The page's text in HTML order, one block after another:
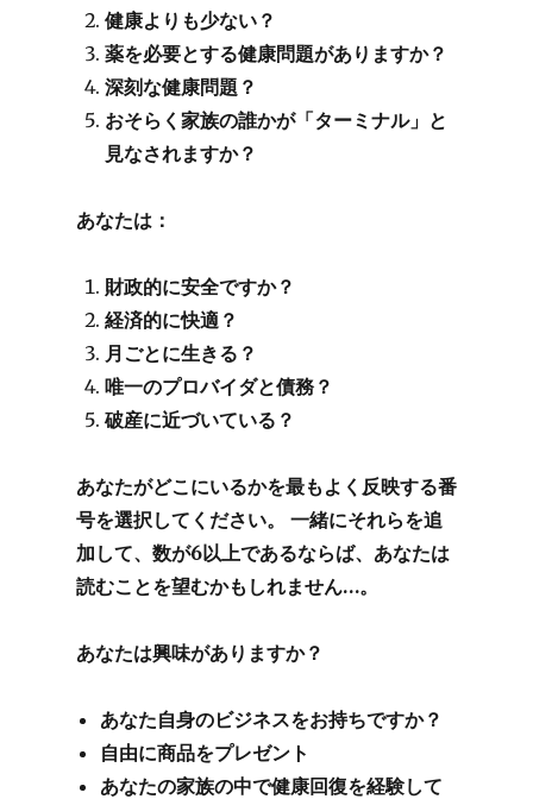
健康よりも少ない？
薬を必要とする健康問題がありますか？
深刻な健康問題？
おそらく家族の誰かが「ターミナル」と
見なされますか？
あなたは：
財政的に安全ですか？
経済的に快適？
月ごとに生きる？
唯一のプロバイダと債務？
破産に近づいている？
あなたがどこにいるかを最もよく反映する番
号を選択してください。
一緒にそれらを追
加して、数が6以上であるならば、あなたは
読むことを望むかもしれません…。
あなたは興味がありますか？
あなた自身のビジネスをお持ちですか？
自由に商品をプレゼント
あなたの家族の中で健康回復を経験して